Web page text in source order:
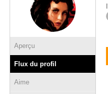
Aperçu
Flux du profil
Aime